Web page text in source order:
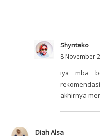
Shyntako
8 November
iya mba
akhirnya
Diah Alsa